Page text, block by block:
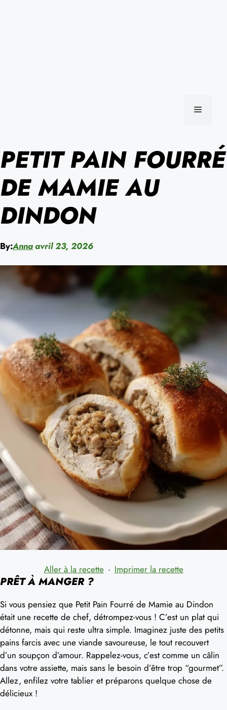
MENU
PETIT PAIN FOURRÉ
DE MAMIE AU
DINDON
By:Annaavril 23, 2026
Aller à la recette · Imprimer la recette
PRÊT À MANGER ?
Si vous pensiez que Petit Pain Fourré de Mamie au Dindon
était une recette de chef, détrompez-vous ! C’est un plat qui
détonne, mais qui reste ultra simple. Imaginez juste des petits
pains farcis avec une viande savoureuse, le tout recouvert
d’un soupçon d’amour. Rappelez-vous, c’est comme un câlin
dans votre assiette, mais sans le besoin d’être trop “gourmet”.
Allez, enfilez votre tablier et préparons quelque chose de
délicieux !